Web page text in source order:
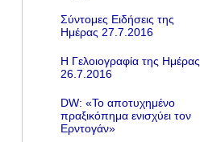
Σύντομες Ειδήσεις της
Ημέρας 27.7.2016
Η Γελοιογραφία της Ημέρας
26.7.2016
DW: «To αποτυχημένο
πραξικόπημα ενισχύει τον
Ερντογάν»